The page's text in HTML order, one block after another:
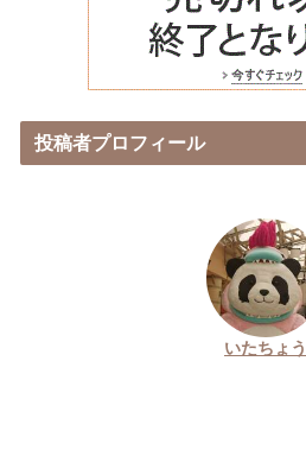
投稿者プロフィール
いたちょう